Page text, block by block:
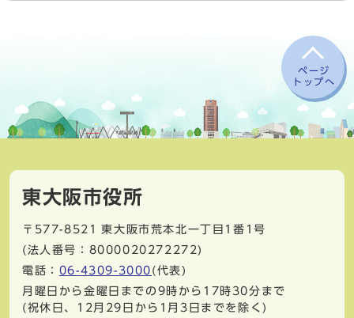
ページ
トップへ
東大阪市役所
〒577-8521
東大阪市荒本北一丁目1番1号
(法人番号：8000020272272)
電話： 06-4309-3000 (代表)
月曜日から金曜日までの9時から17時30分まで
(祝休日、12月29日から1月3日までを除く)